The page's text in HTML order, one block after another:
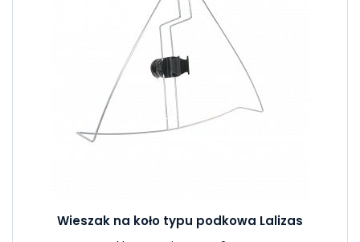
Wieszak na koło typu podkowa Lalizas